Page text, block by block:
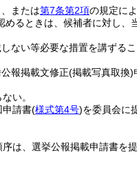
または第7条第2項の規定に
るときは、候補者に対し、
ない等必要な措置を講ずるこ
報掲載文修正(掲載写真取換)
い。
申請書(様式第4号)を委員会に
は、選挙公報掲載申請書を提